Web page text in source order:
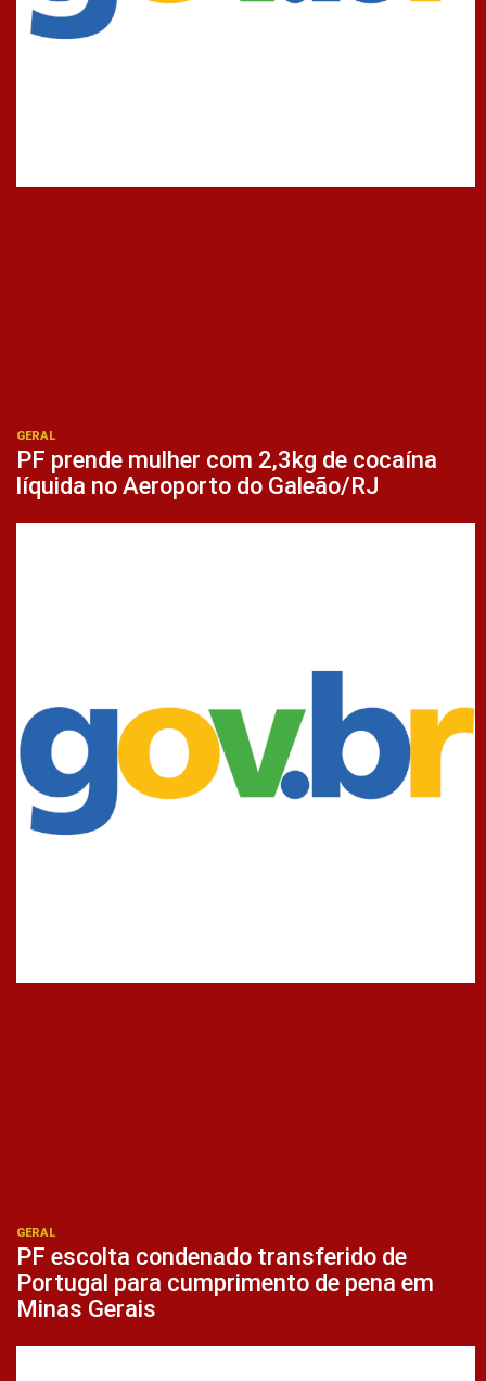
GERAL
PF prende mulher com 2,3kg de cocaína
líquida no Aeroporto do Galeão/RJ
GERAL
PF escolta condenado transferido de
Portugal para cumprimento de pena em
Minas Gerais